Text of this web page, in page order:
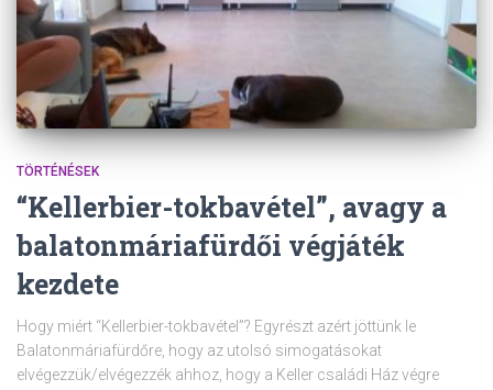
TÖRTÉNÉSEK
“Kellerbier-tokbavétel”, avagy a
balatonmáriafürdői végjáték
kezdete
Hogy miért “Kellerbier-tokbavétel”? Egyrészt azért jöttünk le
Balatonmáriafürdőre, hogy az utolsó simogatásokat
elvégezzük/elvégezzék ahhoz, hogy a Keller családi Ház végre